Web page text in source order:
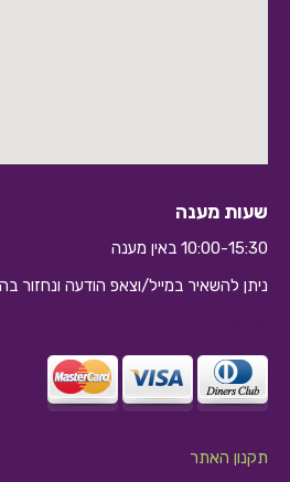
שעות מענה
10:00-15:30 באין מענה
ניתן להשאיר במייל/וצאפ הודעה ונחזור
תקנון האתר